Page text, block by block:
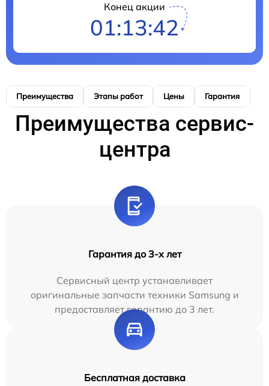
Конец акции
01:13:40
Преимущества Этапы работ Цены Гарантия
Преимущества сервис-
центра
Гарантия до 3-х лет
Сервисный центр устанавливает
оригинальные запчасти техники Samsung и
предоставляет гарантию до 3 лет.
Бесплатная доставка